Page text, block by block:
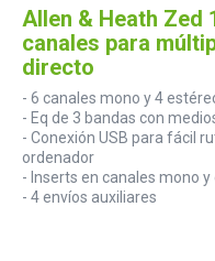
Allen & Heath Zed
canales para
directo
- 6 canales mono y 4
- Eq de 3 bandas con
- Conexión USB para fácil
ordenador
- Inserts en canales mono y
- 4 envíos auxiliares